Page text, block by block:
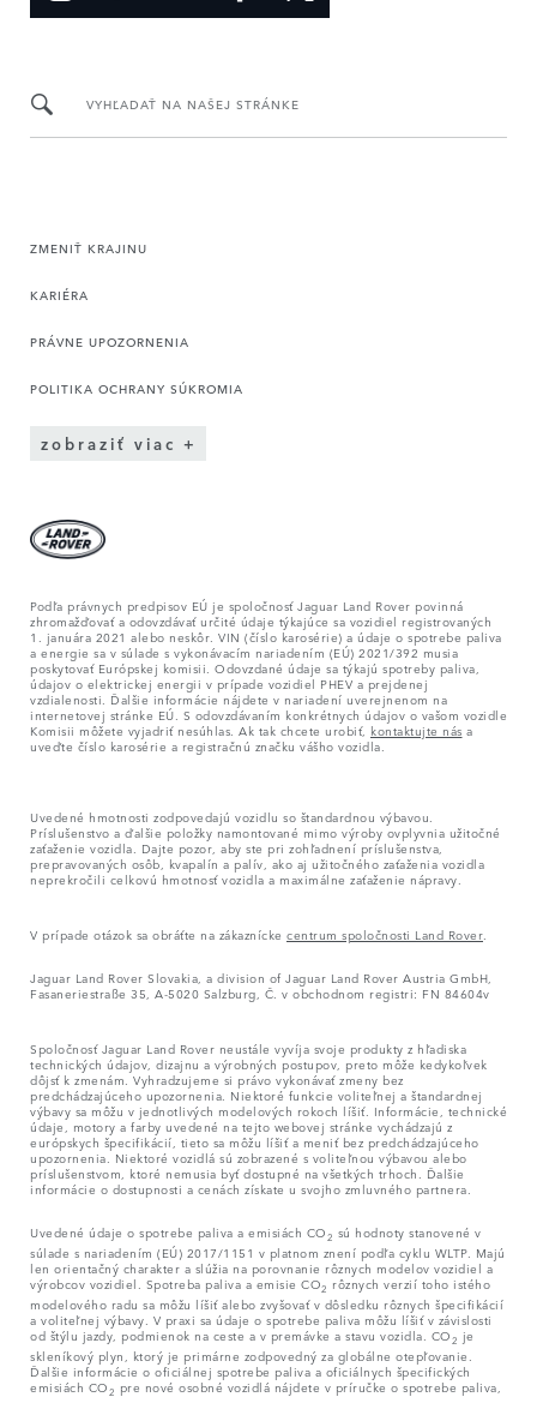
VYHĽADAŤ NA NAŠEJ STRÁNKE
ZMENIŤ KRAJINU
KARIÉRA
PRÁVNE UPOZORNENIA
POLITIKA OCHRANY SÚKROMIA
zobraziť viac
Podľa právnych predpisov EÚ je spoločnosť Jaguar Land Rover povinná
zhromažďovať a odovzdávať určité údaje týkajúce sa vozidiel registrovaných
1. januára 2021 alebo neskôr. VIN (číslo karosérie) a údaje o spotrebe paliva
a energie sa v súlade s vykonávacím nariadením (EÚ) 2021/392 musia
poskytovať Európskej komisii. Odovzdané údaje sa týkajú spotreby paliva,
údajov o elektrickej energii v prípade vozidiel PHEV a prejdenej
vzdialenosti. Ďalšie informácie nájdete v nariadení uverejnenom na
internetovej stránke EÚ. S odovzdávaním konkrétnych údajov o vašom vozidle
Komisii môžete vyjadriť nesúhlas. Ak tak chcete urobiť, kontaktujte nás a
uveďte číslo karosérie a registračnú značku vášho vozidla.
Uvedené hmotnosti zodpovedajú vozidlu so štandardnou výbavou.
Príslušenstvo a ďalšie položky namontované mimo výroby ovplyvnia užitočné
zaťaženie vozidla. Dajte pozor, aby ste pri zohľadnení príslušenstva,
prepravovaných osôb, kvapalín a palív, ako aj užitočného zaťaženia vozidla
neprekročili celkovú hmotnosť vozidla a maximálne zaťaženie nápravy.
V prípade otázok sa obráťte na zákaznícke centrum spoločnosti Land Rover
Jaguar Land Rover Slovakia, a division of Jaguar Land Rover Austria GmbH,
Fasaneriestraße 35, A-5020 Salzburg, Č. v obchodnom registri: FN 84604v
Spoločnosť Jaguar Land Rover neustále vyvíja svoje produkty z hľadiska
technických údajov, dizajnu a výrobných postupov, preto môže kedykoľvek
dôjsť k zmenám. Vyhradzujeme si právo vykonávať zmeny bez
predchádzajúceho upozornenia. Niektoré funkcie voliteľnej a štandardnej
výbavy sa môžu v jednotlivých modelových rokoch líšiť. Informácie, technické
údaje, motory a farby uvedené na tejto webovej stránke vychádzajú z
európskych špecifikácií, tieto sa môžu líšiť a meniť bez predchádzajúceho
upozornenia. Niektoré vozidlá sú zobrazené s voliteľnou výbavou alebo
príslušenstvom, ktoré nemusia byť dostupné na všetkých trhoch. Ďalšie
informácie o dostupnosti a cenách získate u svojho zmluvného partnera.
Uvedené údaje o spotrebe paliva a emisiách CO2 sú hodnoty stanovené v
súlade s nariadením (EÚ) 2017/1151 v platnom znení podľa cyklu WLTP. Majú
len orientačný charakter a slúžia na porovnanie rôznych modelov vozidiel a
výrobcov vozidiel. Spotreba paliva a emisie CO2 rôznych verzií toho istého
modelového radu sa môžu líšiť alebo zvyšovať v dôsledku rôznych špecifikácií
a voliteľnej výbavy. V praxi sa údaje o spotrebe paliva môžu líšiť v závislosti
od štýlu jazdy, podmienok na ceste a v premávke a stavu vozidla. CO2 je
skleníkový plyn, ktorý je primárne zodpovedný za globálne otepľovanie.
Ďalšie informácie o oficiálnej spotrebe paliva a oficiálnych špecifických
emisiách CO2 pre nové osobné vozidlá nájdete v príručke o spotrebe paliva,